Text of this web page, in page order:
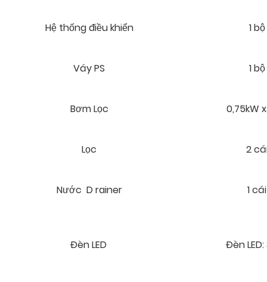
Hệ thống điều khiển 1 bộ
Váy PS 1 bộ
Bơm Lọc 0,75kW
Lọc 2
Nước D rainer 1 cái
Đèn LED ​ Đèn